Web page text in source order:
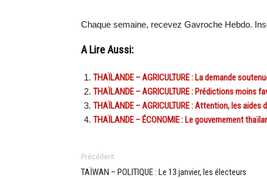
Chaque semaine, recevez Gavroche Hebdo.
A Lire Aussi:
THAÏLANDE – AGRICULTURE : La demande
THAÏLANDE – AGRICULTURE : Prédictions moins
THAÏLANDE – AGRICULTURE : Attention, les
THAÏLANDE – ÉCONOMIE : Le gouvernement
Précédent
TAÏWAN – POLITIQUE : Le 13 janvier, les électeurs